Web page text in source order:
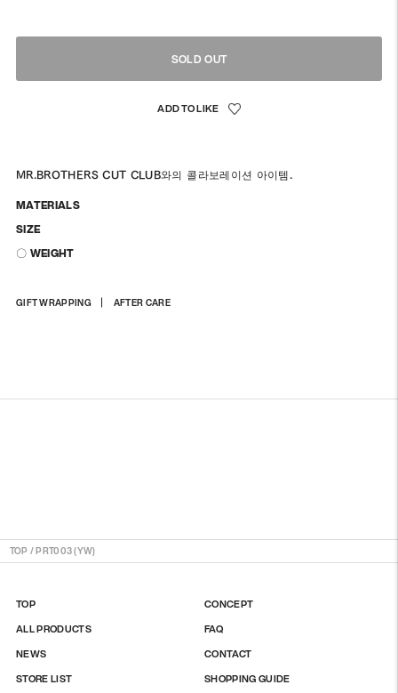
격
SOLD OUT
MR.BROTHERS CUT CLUB와의 콜라보레이션 아이템.
MATERIALS
SIZE
〇 WEIGHT
GIFT WRAPPING AFTER CARE
상
TOP /PRT003 (YW)
TOP
ALL PRODUCTS
NEWS
STORE LIST
CONCEPT
FAQ
CONTACT
SHOPPING GUIDE